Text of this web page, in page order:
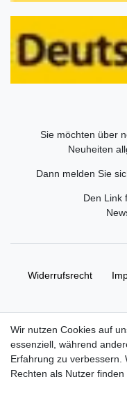
Sie möchten über
Neuheiten
Dann melden Sie
Den Link
Widerrufs­recht
© Copyright 2026 | Alle
Handelsgesellschaft mbH.
Wir nutzen Cookies auf
essenziell, während
Erfahrung zu verbessern.
Rechten als Nutzer